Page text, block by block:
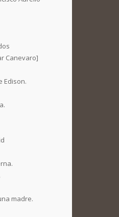
Canevaro]
Edison.
madre.